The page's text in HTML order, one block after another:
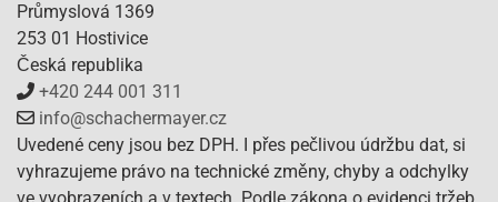
Průmyslová 1369
253 01 Hostivice
Česká republika
+420 244 001 311
info@schachermayer.cz
Uvedené ceny jsou bez DPH. I přes pečlivou údržbu dat, si
vyhrazujeme právo na technické změny, chyby a odchylky